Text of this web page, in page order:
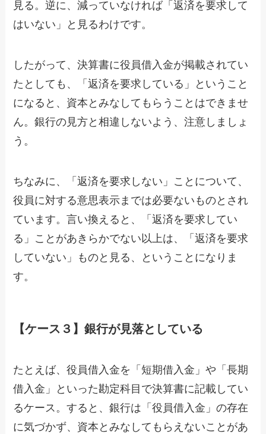
見る。逆に、減っていなければ「返済を要求して
はいない」と見るわけです。
したがって、決算書に役員借入金が掲載されてい
たとしても、「返済を要求している」ということ
になると、資本とみなしてもらうことはできませ
ん。銀行の見方と相違しないよう、注意しましょ
う。
ちなみに、「返済を要求しない」ことについて、
役員に対する意思表示までは必要ないものとされ
ています。言い換えると、「返済を要求してい
る」ことがあきらかでない以上は、「返済を要求
していない」ものと見る、ということになりま
す。
【ケース３】銀行が見落としている
たとえば、役員借入金を「短期借入金」や「長期
借入金」といった勘定科目で決算書に記載してい
るケース。すると、銀行は「役員借入金」の存在
に気づかず、資本とみなしてもらえないことがあ